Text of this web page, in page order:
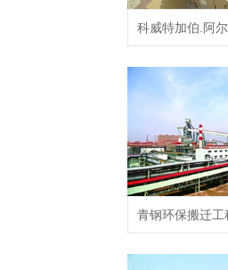
科威特加伯.阿
青钢环保搬迁工